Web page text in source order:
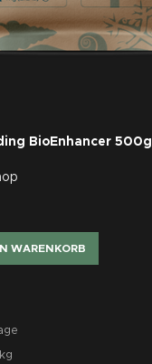
BioEnhancer 500g
WARENKORB
kg